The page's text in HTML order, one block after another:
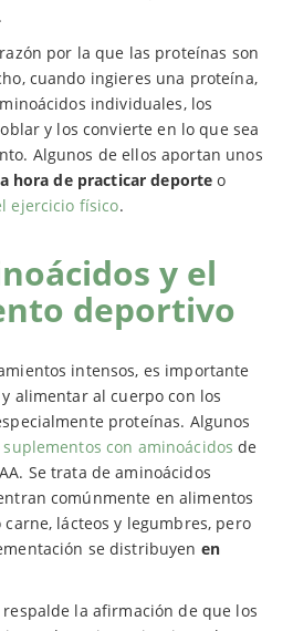
por la que las proteínas son
cuando ingieres una proteína,
individuales, los
y los convierte en lo que sea
Algunos de ellos aportan unos
hora de practicar deporte o
ejercicio físico.
y el
deportivo
intensos, es importante
alimentar al cuerpo con los
proteínas. Algunos
suplementos con aminoácidos de
Se trata de aminoácidos
comúnmente en alimentos
lácteos y legumbres, pero
se distribuyen en
la afirmación de que los